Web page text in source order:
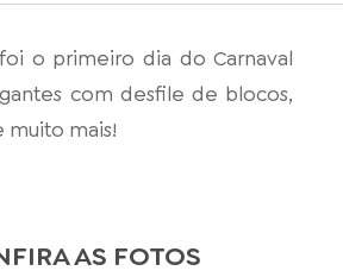
o primeiro dia do Carnaval
com desfile de blocos,
muito mais!
AS FOTOS